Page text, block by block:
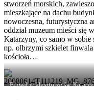
stworzeń morskich,
mieszkające na dachu
nowoczesna, futurystyczna
oddział muzeum mieści się
Katarzyny, co samo w
np. olbrzymi szkielet
kościoła…
Finwal w klasztorze św.